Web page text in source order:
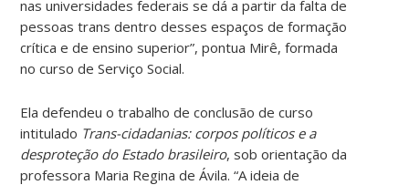
nas universidades federais se dá a partir da falta de
pessoas trans dentro desses espaços de formação
crítica e de ensino superior”, pontua Mirê, formada
no curso de Serviço Social.
Ela defendeu o trabalho de conclusão de curso
intitulado Trans-cidadanias: corpos políticos e a
desproteção do Estado brasileiro, sob orientação da
professora Maria Regina de Ávila. “A ideia de